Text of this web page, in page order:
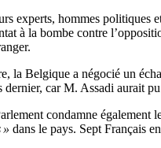
experts, hommes politiques
à la bombe contre
la Belgique a négocié un
dernier, car M. Assadi aurait
condamne également
» dans le pays. Sept Français